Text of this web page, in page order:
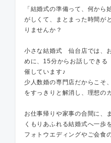
「結婚式の準備って、何か
がしくて、まとまった時間が
りませんか？
小さな結婚式 仙台店では、
めに、15分からお話しできる
催しています♪
少人数婚の専門店だからこそ
をすっきりと解消し、理想の
お仕事帰りや家事の合間に、
くもりあふれる結婚式へ一歩
フォトウエディングやご会食